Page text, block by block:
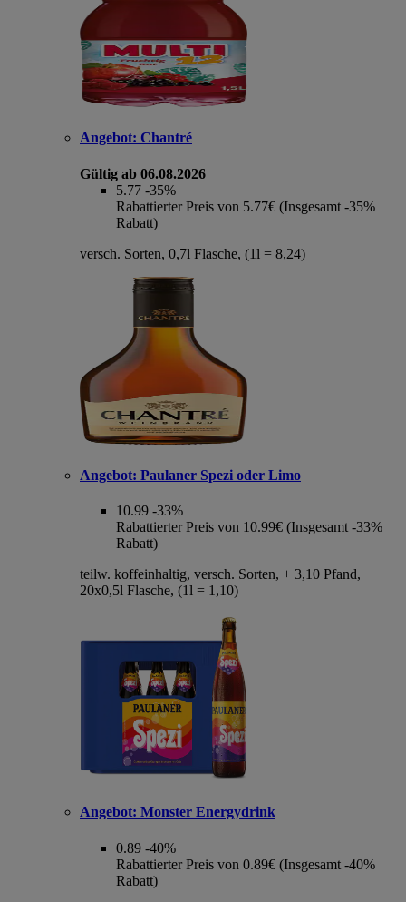
Angebot: Chantré
Gültig ab 06.08.2026
5.77 -35%
Rabattierter Preis von 5.77€ (Insgesamt -35%
Rabatt)
versch. Sorten, 0,7l Flasche, (1l = 8,24)
Angebot: Paulaner Spezi oder Limo
10.99 -33%
Rabattierter Preis von 10.99€ (Insgesamt -33%
Rabatt)
teilw. koffeinhaltig, versch. Sorten, + 3,10 Pfand,
20x0,5l Flasche, (1l = 1,10)
Angebot: Monster Energydrink
0.89 -40%
Rabattierter Preis von 0.89€ (Insgesamt -40%
Rabatt)